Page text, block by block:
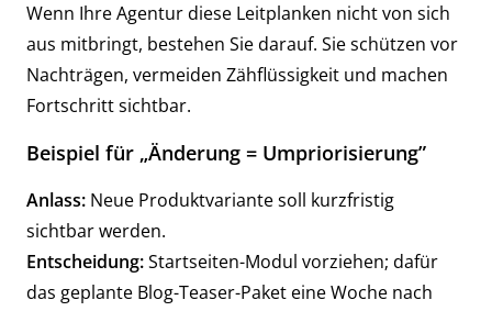
Wenn Ihre Agentur diese Leitplanken nicht von sich
aus mitbringt, bestehen Sie darauf. Sie schützen vor
Nachträgen, vermeiden Zähflüssigkeit und machen
Fortschritt sichtbar.
Beispiel für „Änderung = Umpriorisierung”
Anlass: Neue Produktvariante soll kurzfristig
sichtbar werden.
Entscheidung:Startseiten-Modul vorziehen; dafür
das geplante Blog-Teaser-Paket eine Woche nach